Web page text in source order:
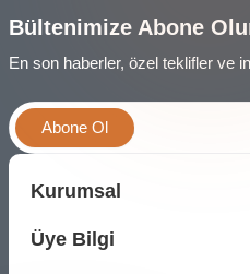
Bültenimize Abone
En son haberler, özel teklifler ve
Abone Ol
Kurumsal
Üye Bilgi